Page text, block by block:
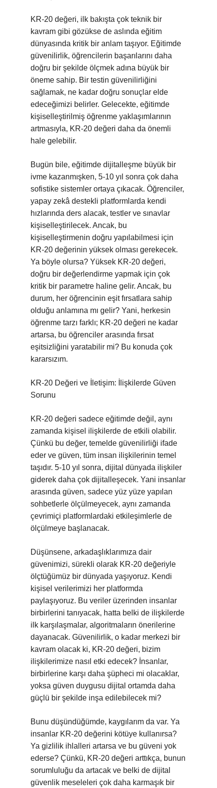
KR-20 değeri, ilk bakışta çok teknik bir
kavram gibi gözükse de aslında eğitim
dünyasında kritik bir anlam taşıyor. Eğitimde
güvenilirlik, öğrencilerin başarılarını daha
doğru bir şekilde ölçmek adına büyük bir
öneme sahip. Bir testin güvenilirliğini
sağlamak, ne kadar doğru sonuçlar elde
edeceğimizi belirler. Gelecekte, eğitimde
kişiselleştirilmiş öğrenme yaklaşımlarının
artmasıyla, KR-20 değeri daha da önemli
hale gelebilir.
Bugün bile, eğitimde dijitalleşme büyük bir
ivme kazanmışken, 5-10 yıl sonra çok daha
sofistike sistemler ortaya çıkacak. Öğrenciler,
yapay zekâ destekli platformlarda kendi
hızlarında ders alacak, testler ve sınavlar
kişiselleştirilecek. Ancak, bu
kişiselleştirmenin doğru yapılabilmesi için
KR-20 değerinin yüksek olması gerekecek.
Ya böyle olursa? Yüksek KR-20 değeri,
doğru bir değerlendirme yapmak için çok
kritik bir parametre haline gelir. Ancak, bu
durum, her öğrencinin eşit fırsatlara sahip
olduğu anlamına mı gelir? Yani, herkesin
öğrenme tarzı farklı; KR-20 değeri ne kadar
artarsa, bu öğrenciler arasında fırsat
eşitsizliğini yaratabilir mi? Bu konuda çok
kararsızım.
KR-20 Değeri ve İletişim: İlişkilerde Güven
Sorunu
KR-20 değeri sadece eğitimde değil, aynı
zamanda kişisel ilişkilerde de etkili olabilir.
Çünkü bu değer, temelde güvenilirliği ifade
eder ve güven, tüm insan ilişkilerinin temel
taşıdır. 5-10 yıl sonra, dijital dünyada ilişkiler
giderek daha çok dijitalleşecek. Yani insanlar
arasında güven, sadece yüz yüze yapılan
sohbetlerle ölçülmeyecek, aynı zamanda
çevrimiçi platformlardaki etkileşimlerle de
ölçülmeye başlanacak.
Düşünsene, arkadaşlıklarımıza dair
güvenimizi, sürekli olarak KR-20 değeriyle
ölçtüğümüz bir dünyada yaşıyoruz. Kendi
kişisel verilerimizi her platformda
paylaşıyoruz. Bu veriler üzerinden insanlar
birbirlerini tanıyacak, hatta belki de ilişkilerde
ilk karşılaşmalar, algoritmaların önerilerine
dayanacak. Güvenilirlik, o kadar merkezi bir
kavram olacak ki, KR-20 değeri, bizim
ilişkilerimize nasıl etki edecek? İnsanlar,
birbirlerine karşı daha şüpheci mi olacaklar,
yoksa güven duygusu dijital ortamda daha
güçlü bir şekilde inşa edilebilecek mi?
Bunu düşündüğümde, kaygılarım da var. Ya
insanlar KR-20 değerini kötüye kullanırsa?
Ya gizlilik ihlalleri artarsa ve bu güveni yok
ederse? Çünkü, KR-20 değeri arttıkça, bunun
sorumluluğu da artacak ve belki de dijital
güvenlik meseleleri çok daha karmaşık bir